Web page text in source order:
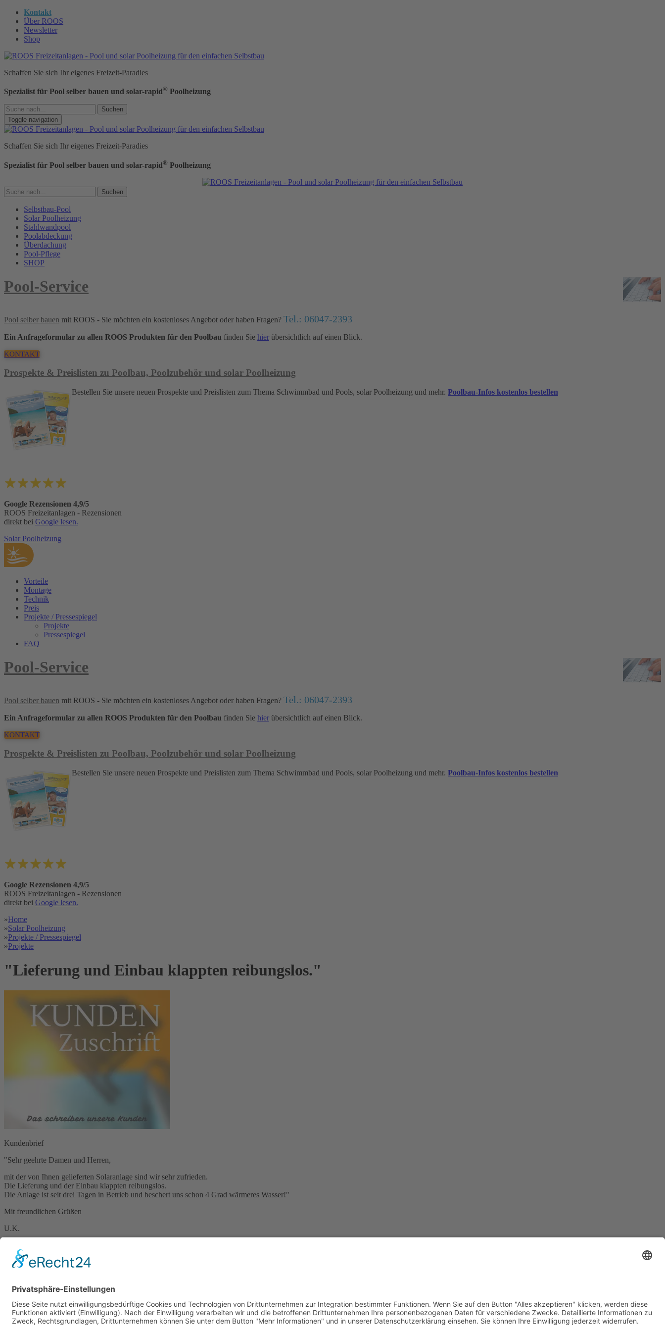
Kontakt
Über ROOS
Newsletter
Shop
Schaffen Sie sich Ihr eigenes Freizeit-Paradies
Spezialist für Pool selber bauen und solar-rapid® Poolheizung
Suchen
Toggle navigation
Schaffen Sie sich Ihr eigenes Freizeit-Paradies
Spezialist für Pool selber bauen und solar-rapid® Poolheizung
Suchen
Selbstbau-Pool
Solar Poolheizung
Stahlwandpool
Poolabdeckung
Überdachung
Pool-Pflege
SHOP
Pool-Service
Pool selber bauen mit ROOS - Sie möchten ein kostenloses Angebot oder haben Fragen? Tel.: 06047-2393
Ein Anfrageformular zu allen ROOS Produkten für den Poolbau finden Sie hier übersichtlich auf einen Blick.
KONTAKT
Prospekte & Preislisten zu Poolbau, Poolzubehör und solar Poolheizung
Bestellen Sie unsere neuen Prospekte und Preislisten zum Thema Schwimmbad und Pools, solar Poolheizung und mehr. Poolbau-Infos kostenlos bestellen
Google Rezensionen 4,9/5
ROOS Freizeitanlagen - Rezensionen
direkt bei Google lesen.
Solar Poolheizung
Vorteile
Montage
Technik
Preis
Projekte / Pressespiegel
Projekte
Pressespiegel
FAQ
Pool-Service
Pool selber bauen mit ROOS - Sie möchten ein kostenloses Angebot oder haben Fragen? Tel.: 06047-2393
Ein Anfrageformular zu allen ROOS Produkten für den Poolbau finden Sie hier übersichtlich auf einen Blick.
KONTAKT
Prospekte & Preislisten zu Poolbau, Poolzubehör und solar Poolheizung
Bestellen Sie unsere neuen Prospekte und Preislisten zum Thema Schwimmbad und Pools, solar Poolheizung und mehr. Poolbau-Infos kostenlos bestellen
Google Rezensionen 4,9/5
ROOS Freizeitanlagen - Rezensionen
direkt bei Google lesen.
»Home
»Solar Poolheizung
»Projekte / Pressespiegel
»Projekte
"Lieferung und Einbau klappten reibungslos."
Kundenbrief
"Sehr geehrte Damen und Herren,
mit der von Ihnen gelieferten Solaranlage sind wir sehr zufrieden.
Die Lieferung und der Einbau klappten reibungslos.
Die Anlage ist seit drei Tagen in Betrieb und beschert uns schon 4 Grad wärmeres Wasser!"
Mit freundlichen Grüßen
U.K.
Im BereichReferenzen solar Poolheizung
Über ROOS
Newsletter
Shop
| Cookie-Einstellungen